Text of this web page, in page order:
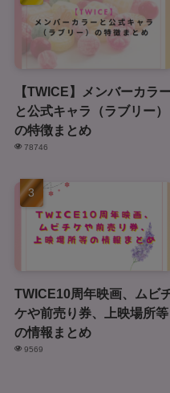
【TWICE】メンバーカラー
と公式キャラ（ラブリー）
の特徴まとめ
78746
TWICE10周年映画、ムビ
ケや前売り券、上映場所等
の情報まとめ
9569